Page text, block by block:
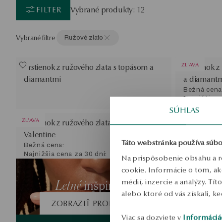
SÚHLAS
Táto webstránka používa
Na prispôsobenie obsahu a
cookie. Informácie o tom,
médií, inzercie a analýzy.
alebo ktoré od vás získali,
Viac sa dozviete v
FILTER Vybrané produkty: 12
Vybrané filtre Ružové zlato
Prstienok z ružového zlata s topásom a
diamantmi
ZL'AVA
Prstienok
a
Bežná
Najnižšia
ZL'AVA
Prstienok z ružového zlata s diamantom -
Valentine
Bežná cena:
Najnižšia cena za 30 dní:
Prstienok
Bežná
Najnižšia
Letnéinšpirácie
ZOBRAZIŤ PRODUKTY
Prstienok